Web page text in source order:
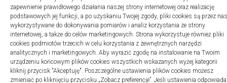
zapewnienie prawidłowego działania naszej strony internetowej oraz realizację
podstawowych jej funkcji, a po uzyskaniu Twojej zgody, pliki cookies są przez nas
wykorzystywane do dokonywania pomiarów i analiz korzystania ze strony
internetowej, a także do celów marketingowych. Strona wykorzystuje również pliki
cookies podmiotów trzecich w celu korzystania z zewnętrznych narzędzi
analitycznych i marketingowych. Aby wyrazić zgodę na instalowanie na Twoim
urządzeniu końcowym plików cookies wszystkich wskazanych wyżej kategorii
kliknij przycisk "Akceptuję". Poszczególne ustawienia plików cookies możesz
zmieniać po kliknięciu przycisku „Zobacz preferencje”. Jeśli ustawienia
2swiaty.pl © 2026. Wszelkie prawa zastrzeżone.